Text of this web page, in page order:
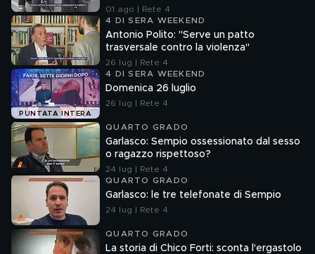
01 ago | Rete 4
4 DI SERA WEEKEND
Antonio Polito: "Serve un patto
trasversale contro la violenza"
26 lug | Rete 4
PUNTATA INTERA
4 DI SERA WEEKEND
Domenica 26 luglio
26 lug | Rete 4
QUARTO GRADO
Garlasco: Sempio ossessionato dal sesso
o ragazzo rispettoso?
24 lug | Rete 4
QUARTO GRADO
Garlasco: le tre telefonate di Sempio
24 lug | Rete 4
QUARTO GRADO
La storia di Chico Forti: sconta l'ergastolo